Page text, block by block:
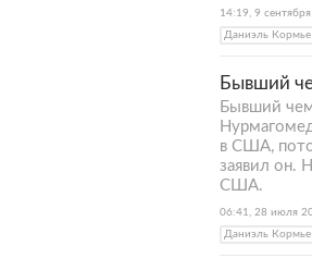
14:19, 9
Даниэль Кормье
Бывший
Бывший
в США,
заявил он.
США.
06:41, 28 июля
Даниэль Кормье